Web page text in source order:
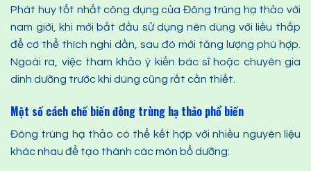
Phát huy tốt nhất công dụng của Đông trùng hạ thảo với
nam giới, khi mới bắt đầu sử dụng nên dùng với liều thấp
để cơ thể thích nghi dần, sau đó mới tăng lượng phù hợp.
Ngoài ra, việc tham khảo ý kiến bác sĩ hoặc chuyên gia
dinh dưỡng trước khi dùng cũng rất cần thiết.
Một số cách chế biến đông trùng hạ thảo phổ biến
Đông trùng hạ thảo có thể kết hợp với nhiều nguyên liệu
khác nhau để tạo thành các món bổ dưỡng: